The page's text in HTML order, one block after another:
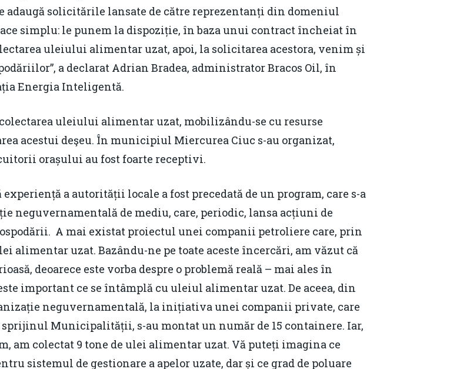
solicitările lansate de către reprezentanți din domeniul
face simplu: le punem la dispoziție, în baza unui contract încheiat în
uleiului alimentar uzat, apoi, la solicitarea acestora, venim și
a declarat Adrian Bradea, administrator Bracos Oil, în
Energia Inteligentă.
uleiului alimentar uzat, mobilizându-se cu resurse
acestui deşeu. În municipiul Miercurea Ciuc s-au organizat,
orașului au fost foarte receptivi.
a autorității locale a fost precedată de un program, care s-a
neguvernamentală de mediu, care, periodic, lansa acțiuni de
A mai existat proiectul unei companii petroliere care, prin
alimentar uzat. Bazându-ne pe toate aceste încercări, am văzut că
deoarece este vorba despre o problemă reală – mai ales în
important ce se întâmplă cu uleiul alimentar uzat. De aceea, din
neguvernamentală, la inițiativa unei companii private, care
Municipalității, s-au montat un număr de 15 containere. Iar,
am colectat 9 tone de ulei alimentar uzat. Vă puteți imagina ce
sistemul de gestionare a apelor uzate, dar și ce grad de poluare